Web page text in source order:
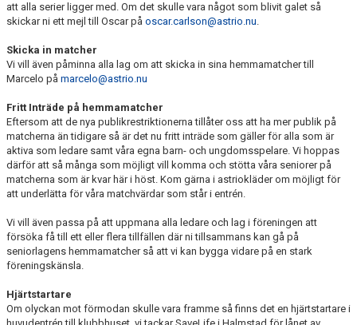
att alla serier ligger med. Om det skulle vara något som blivit galet så
skickar ni ett mejl till Oscar på oscar.carlson@astrio.nu.
Skicka in matcher
Vi vill även påminna alla lag om att skicka in sina hemmamatcher till
Marcelo på marcelo@astrio.nu
Fritt Inträde på hemmamatcher
Eftersom att de nya publikrestriktionerna tillåter oss att ha mer publik på
matcherna än tidigare så är det nu fritt inträde som gäller för alla som är
aktiva som ledare samt våra egna barn- och ungdomsspelare. Vi hoppas
därför att så många som möjligt vill komma och stötta våra seniorer på
matcherna som är kvar här i höst. Kom gärna i astriokläder om möjligt för
att underlätta för våra matchvärdar som står i entrén.
Vi vill även passa på att uppmana alla ledare och lag i föreningen att
försöka få till ett eller flera tillfällen där ni tillsammans kan gå på
seniorlagens hemmamatcher så att vi kan bygga vidare på en stark
föreningskänsla.
Hjärtstartare
Om olyckan mot förmodan skulle vara framme så finns det en hjärtstartare i